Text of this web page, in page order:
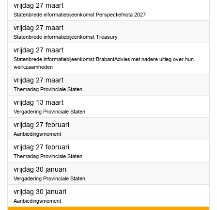
vrijdag 27 maart2026
Statenbrede informatiebijeenkomst Perspectiefnota 2027
vrijdag 27 maart2026
Statenbrede informatiebijeenkomst Treasury
vrijdag 27 maart2026
Statenbrede informatiebijeenkomst BrabantAdvies met nadere uitleg over hun
werkzaamheden
vrijdag 27 maart2026
Themadag Provinciale Staten
vrijdag 13 maart2026
Vergadering Provinciale Staten
vrijdag 27 februari2026
Aanbiedingsmoment
vrijdag 27 februari2026
Themadag Provinciale Staten
vrijdag 30 januari2026
Vergadering Provinciale Staten
vrijdag 30 januari2026
Aanbiedingsmoment